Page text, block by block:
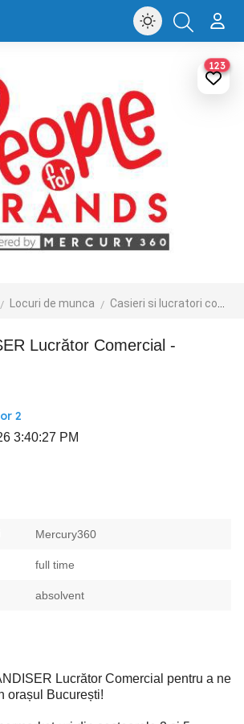
Locuri de munca Casieri si lucratori comerciali
123
2
3:40:27 PM
Mercury360
full time
absolvent
Lucrător Comercial pentru a ne
orașul București!